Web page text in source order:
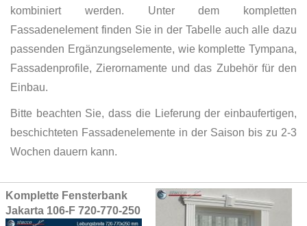
kombiniert werden. Unter dem kompletten
Fassadenelement finden Sie in der Tabelle auch alle dazu
passenden Ergänzungselemente, wie komplette Tympana,
Fassadenprofile, Zierornamente und das Zubehör für den
Einbau.
Bitte beachten Sie, dass die Lieferung der einbaufertigen,
beschichteten Fassadenelemente in der Saison bis zu 2-3
Wochen dauern kann.
Grouped
product
items
Komplette Fensterbank
Jakarta 106-F 720-770-250